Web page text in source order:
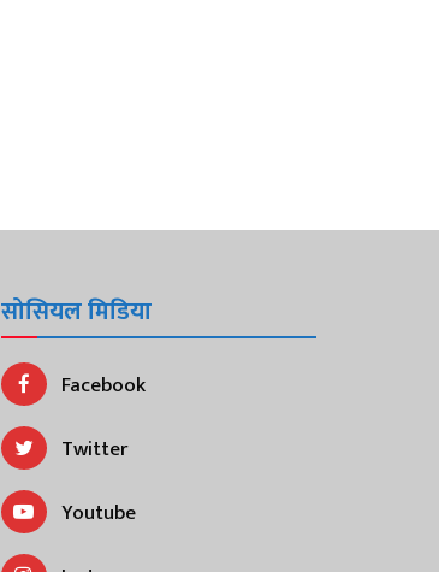
सोसियल मिडिया
Facebook
Twitter
Youtube